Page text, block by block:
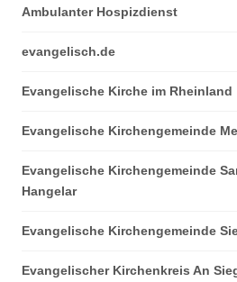
Ambulanter Hospizdienst
evangelisch.de
Evangelische Kirche im Rheinland
Evangelische Kirchengemeinde
Evangelische Kirchengemeinde
Hangelar
Evangelische Kirchengemeinde
Evangelischer Kirchenkreis An